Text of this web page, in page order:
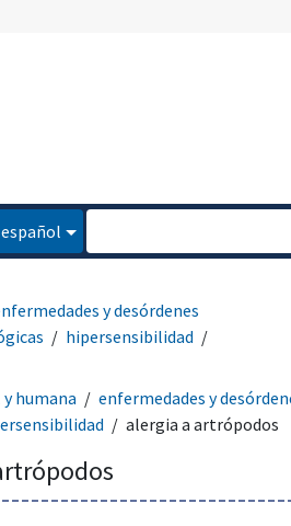
español
y desórdenes
hipersensibilidad
humana
enfermedades y
alergia a artrópodos